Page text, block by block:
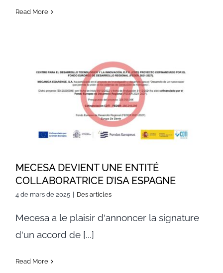
Read More
MECESA DEVIENT UNE ENTITÉ
COLLABORATRICE D’ISA
ESPAGNE
MECESA DEVIENT UNE ENTITÉ
COLLABORATRICE D’ISA ESPAGNE
4 de mars de 2025 Des articles
Mecesa a le plaisir d'annoncer la signature
d'un accord de [...]
Read More